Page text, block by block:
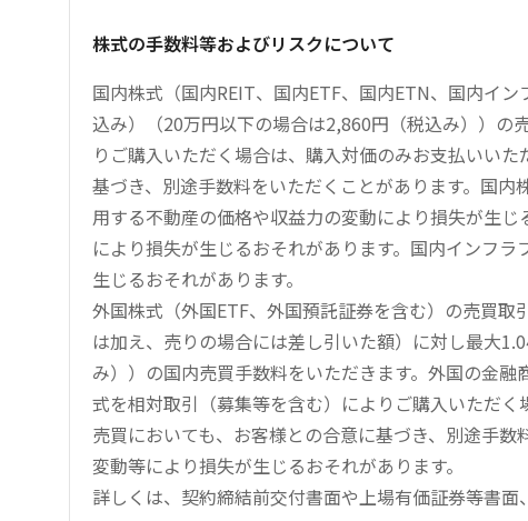
株式の手数料等およびリスクについて
国内株式（国内REIT、国内ETF、国内ETN、国内イ
込み）（20万円以下の場合は2,860円（税込み））の
りご購入いただく場合は、購入対価のみお支払いい
基づき、別途手数料をいただくことがあります。国
用する不動産の価格や収益力の変動により損失が生
により損失が生じるおそれがあります。国内インフ
生じるおそれがあります。
外国株式（外国ETF、外国預託証券を含む）の売買
は加え、売りの場合には差し引いた額）に対し最大
み））の国内売買手数料をいただきます。外国の金
式を相対取引（募集等を含む）によりご購入いただ
売買においても、お客様との合意に基づき、別途手
変動等により損失が生じるおそれがあります。
詳しくは、契約締結前交付書面や上場有価証券等書面